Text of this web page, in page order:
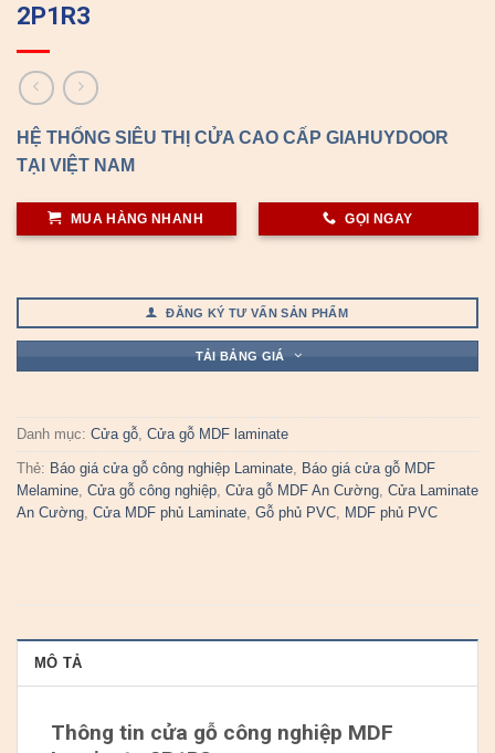
2P1R3
HỆ THỐNG SIÊU THỊ CỬA CAO CẤP GIAHUYDOOR
TẠI VIỆT NAM
MUA HÀNG NHANH GỌI NGAY
ĐĂNG KÝ TƯ VẤN SẢN PHẨM
TẢI BẢNG GIÁ
Danh mục: Cửa gỗ, Cửa gỗ MDF laminate
Thẻ: Báo giá cửa gỗ công nghiệp Laminate, Báo giá cửa gỗ MDF
Melamine, Cửa gỗ công nghiệp, Cửa gỗ MDF An Cường, Cửa Laminate
An Cường, Cửa MDF phủ Laminate, Gỗ phủ PVC, MDF phủ PVC
MÔ TẢ
Thông tin cửa gỗ công nghiệp MDF